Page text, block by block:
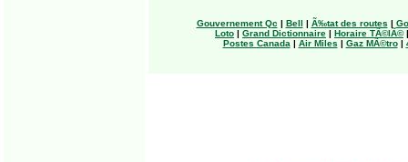
Gouvernement Qc | Bell | Ã‰tat des routes |
Loto | Grand Dictionnaire | Horaire TÃ©lÃ©
Postes Canada | Air Miles | Gaz MÃ©tro|